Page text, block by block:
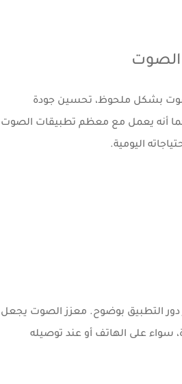
الصوت
بشكل ملحوظ، تحسين جودة
أنه يعمل مع معظم تطبيقات الصوت
اليومية.
التطبيق بوضوح. معزز الصوت يجعل
سواء على الهاتف أو عند توصيله